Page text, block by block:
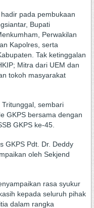
pada pembukaan
Bupati
Perwakilan
Kapolres, serta
Tak ketinggalan
Mitra dari UEM dan
tokoh masyarakat
sembari
GKPS bersama dengan
GKPS ke-45.
GKPS Pdt. Dr. Deddy
oleh Sekjend
rasa syukur
kepada seluruh pihak
dalam rangka